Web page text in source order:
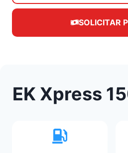
SOLICITAR
EK Xpress